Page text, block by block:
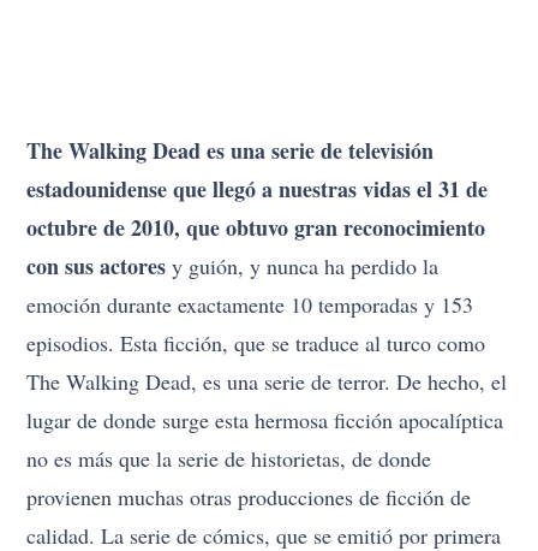
The Walking Dead es una serie de televisión
estadounidense que llegó a nuestras vidas el 31 de
octubre de 2010, que obtuvo gran reconocimiento
con sus actores y guión, y nunca ha perdido la
emoción durante exactamente 10 temporadas y 153
episodios. Esta ficción, que se traduce al turco como
The Walking Dead, es una serie de terror. De hecho, el
lugar de donde surge esta hermosa ficción apocalíptica
no es más que la serie de historietas, de donde
provienen muchas otras producciones de ficción de
calidad. La serie de cómics, que se emitió por primera